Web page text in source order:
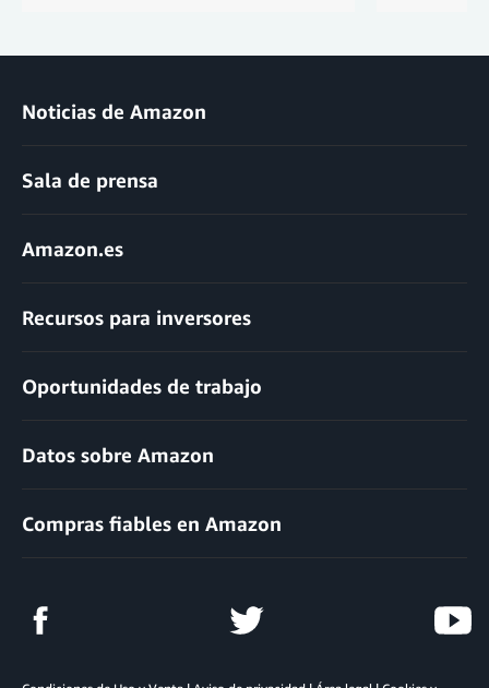
Noticias de Amazon
Sala de prensa
Amazon.es
Recursos para inversores
Oportunidades de trabajo
Datos sobre Amazon
Compras fiables en Amazon